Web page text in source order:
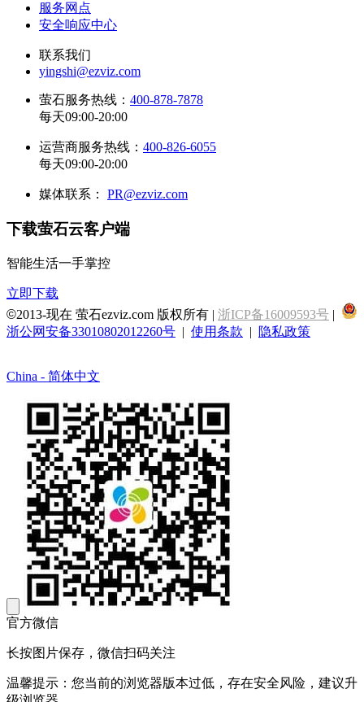
服务网点
安全响应中心
联系我们
yingshi@ezviz.com
萤石服务热线： 400-878-7878
每天09:00-20:00
运营商服务热线： 400-826-6055
每天09:00-20:00
媒体联系： PR@ezviz.com
下载萤石云客户端
智能生活一手掌控
立即下载
©2013-现在 萤石ezviz.com 版权所有 | 浙ICP备16009593号 |
浙公网安备33010802012260号 | 使用条款 | 隐私政策
China - 简体中文
官方微信
长按图片保存，微信扫码关注
温馨提示：您当前的浏览器版本过低，存在安全风险，建议升